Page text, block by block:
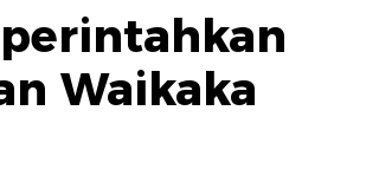
Waikaka